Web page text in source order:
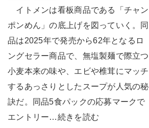
イトメンは看板商品である「チャン
ポンめん」の底上げを図っていく。同
品は2025年で発売から62年となるロ
ングセラー商品で、無塩製麺で際立つ
小麦本来の味や、エビや椎茸にマッチ
するあっさりとしたスープが人気の秘
訣だ。同品5食パックの応募マークで
エントリー…続きを読む